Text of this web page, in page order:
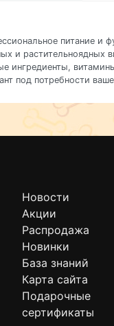
питание и
и растительноядных
ингредиенты,
под потребности
Новости
Акции
Распродажа
Новинки
База знаний
Карта сайта
Подарочные
сертификаты